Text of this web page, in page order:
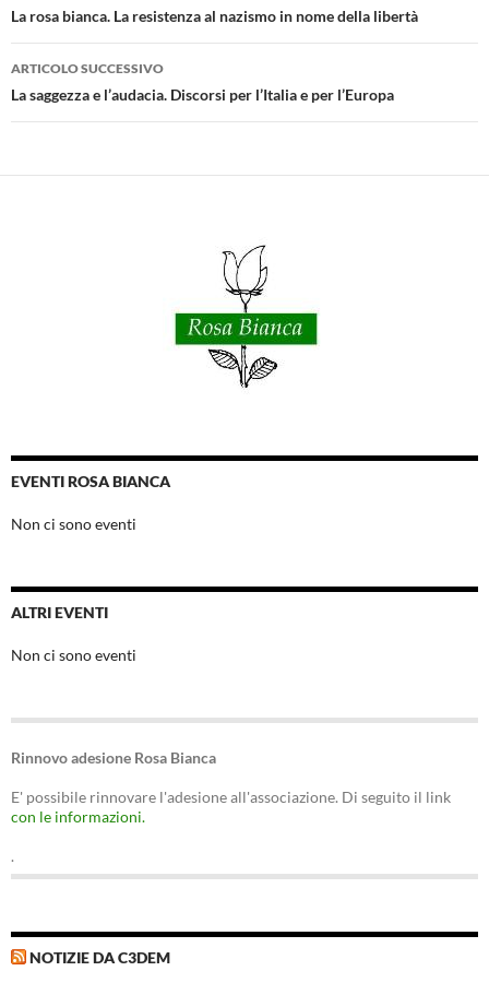
articolo
La rosa bianca. La resistenza al nazismo in nome della libertà
ARTICOLO SUCCESSIVO
La saggezza e l’audacia. Discorsi per l’Italia e per l’Europa
EVENTI ROSA BIANCA
Non ci sono eventi
ALTRI EVENTI
Non ci sono eventi
Rinnovo adesione Rosa Bianca
E' possibile rinnovare l'adesione all'associazione. Di seguito il link
con le informazioni.
.
NOTIZIE DA C3DEM